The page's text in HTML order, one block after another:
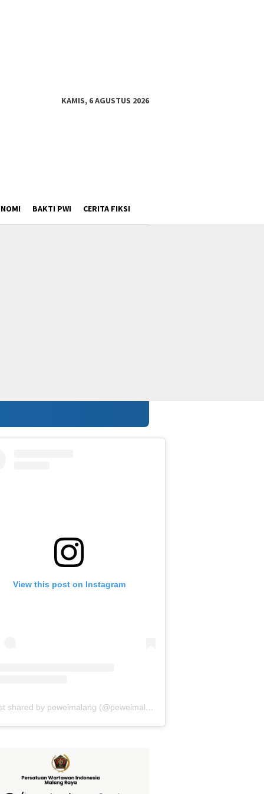
KAMIS, 6 AGUSTUS 2026
BAKTI PWI CERITA FIKSI
View this post on Instagram
A post shared by peweimalang (@peweimalang)